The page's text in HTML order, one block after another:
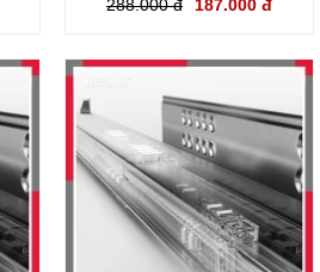
288.000 đ 187.000 đ